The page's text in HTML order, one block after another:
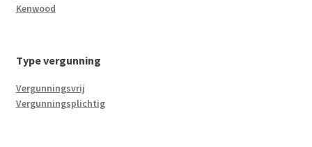
Kenwood
Type vergunning
Vergunningsvrij
Vergunningsplichtig